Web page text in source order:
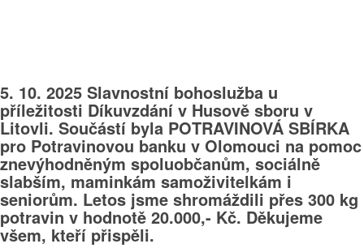
5. 10. 2025 Slavnostní bohoslužba u
příležitosti Díkuvzdání v Husově sboru v
Litovli. Součástí byla POTRAVINOVÁ SBÍRKA
pro Potravinovou banku v Olomouci na pomoc
znevýhodněným spoluobčanům, sociálně
slabším, maminkám samoživitelkám i
seniorům. Letos jsme shromáždili přes 300 kg
potravin v hodnotě 20.000,- Kč. Děkujeme
všem, kteří přispěli.